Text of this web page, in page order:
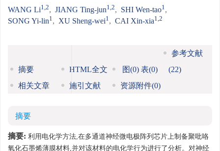
WANG Li1,2, JIANG Ting-jun1,2, SHI Wen-tao1,
SONG Yi-lin1 , XU Sheng-wei1 , CAI Xin-xia1,2
摘要 HTML全文 图(0) 表(0)
参考文献
(22)
相关文章
施引文献 资源附件(0)
摘要
摘要: 利用电化学方法,在多通道神经微电极阵列芯片上制备聚吡咯
氧化石墨烯薄膜材料,并对该材料的电化学行为进行了分析。对神经